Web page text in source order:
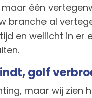
één
branche al
en wellicht in er
golf
maar wij zien